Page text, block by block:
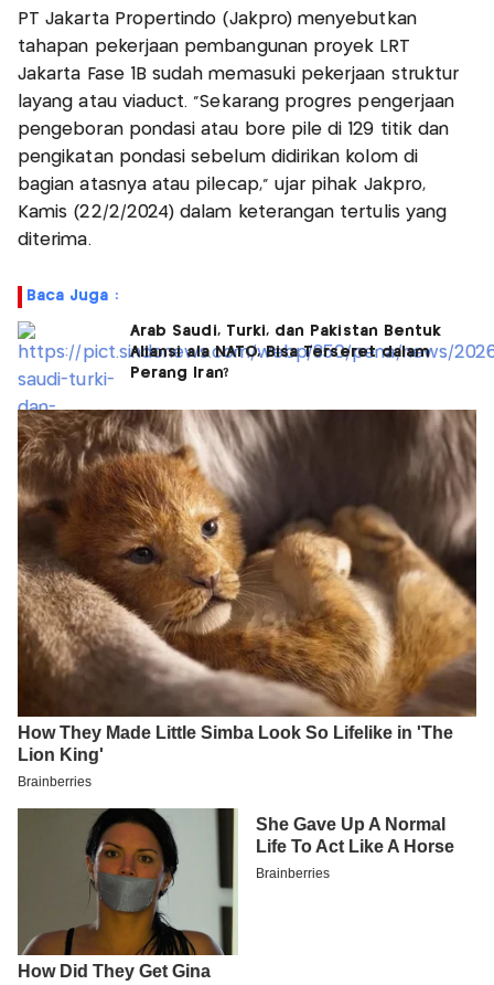
PT Jakarta Propertindo (Jakpro) menyebutkan
tahapan pekerjaan pembangunan proyek LRT
Jakarta Fase 1B sudah memasuki pekerjaan struktur
layang atau viaduct. "Sekarang progres pengerjaan
pengeboran pondasi atau bore pile di 129 titik dan
pengikatan pondasi sebelum didirikan kolom di
bagian atasnya atau pilecap," ujar pihak Jakpro,
Kamis (22/2/2024) dalam keterangan tertulis yang
diterima.
Baca Juga :
Arab Saudi, Turki, dan Pakistan Bentuk
Aliansi ala NATO, Bisa Terseret dalam
Perang Iran?